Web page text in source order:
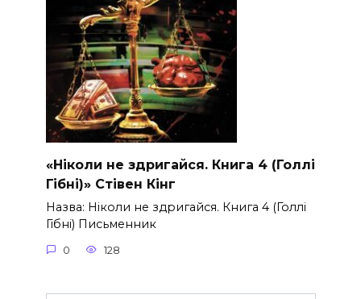
«Ніколи не здригайся. Книга 4 (Голлі
Гібні)» Стівен Кінг
Назва: Ніколи не здригайся. Книга 4 (Голлі
Гібні) Письменник
0 128